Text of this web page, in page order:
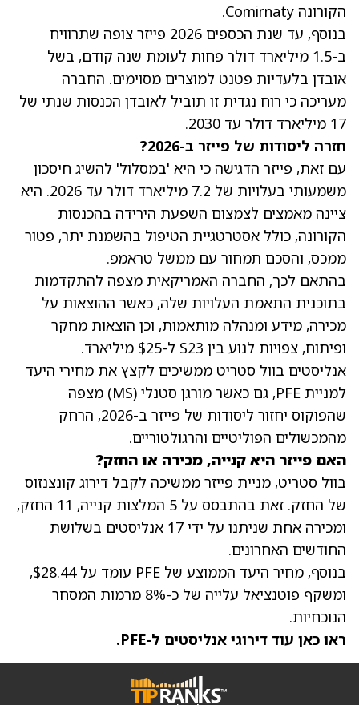
הקורונה Comirnaty.
בנוסף, עד שנת הכספים 2026 פייזר צופה שתרוויח
ב-1.5 מיליארד דולר פחות לעומת שנה קודם, בשל
אובדן בלעדיות פטנט למוצרים מסוימים. החברה
מעריכה כי רוח נגדית זו תוביל לאובדן הכנסות שנתי של
17 מיליארד דולר עד 2030.
חזרה ליסודות של פייזר ב-2026?
עם זאת, פייזר הדגישה כי היא 'במסלול' להשיג חיסכון
משמעותי בעלויות של 7.2 מיליארד דולר עד 2026. היא
ציינה מאמצים לצמצום השפעת הירידה בהכנסות
הקורונה, כולל אסטרטגיית הטיפול בהשמנת יתר, פטור
ממכס, והסכם תמחור עם ממשל טראמפ.
בהתאם לכך, החברה האמריקאית מצפה להתקדמות
בתוכנית התאמת העלויות שלה, כאשר ההוצאות על
מכירה, מידע ומנהלה מותאמות, וכן הוצאות מחקר
ופיתוח, צפויות לנוע בין $23 ל-$25 מיליארד.
אנליסטים בוול סטריט ממשיכים לקצץ את מחירי היעד
למניית PFE, גם כאשר מורגן סטנלי
(MS)
מצפה
שהפוקוס יחזור ליסודות של פייזר ב-2026, הרחק
מהמכשולים הפוליטיים והרגולטוריים.
האם פייזר היא קנייה, מכירה או החזק?
בוול סטריט, מניית פייזר ממשיכה לקבל דירוג קונצנזוס
של החזק. זאת בהתבסס על 5 המלצות קנייה, 11 החזק,
ומכירה אחת שניתנו על ידי 17 אנליסטים בשלושת
החודשים האחרונים.
בנוסף, מחיר היעד הממוצע של PFE
עומד על $28.44,
ומשקף פוטנציאל עלייה של כ-8% מרמות המסחר
הנוכחיות.
ראו כאן עוד דירוגי אנליסטים ל-PFE.